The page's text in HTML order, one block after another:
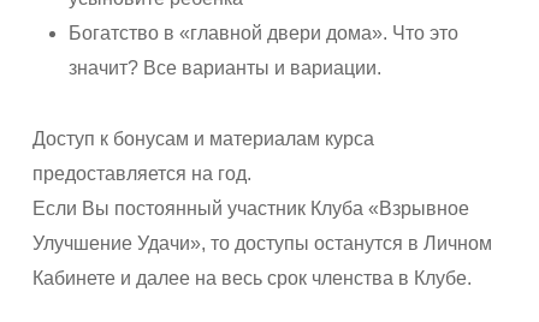
Богатство в «главной двери дома». Что это
значит? Все варианты и вариации.
Доступ к бонусам и материалам курса
предоставляется на год.
Если Вы постоянный участник Клуба «Взрывное
Улучшение Удачи», то доступы останутся в Личном
Кабинете и далее на весь срок членства в Клубе.